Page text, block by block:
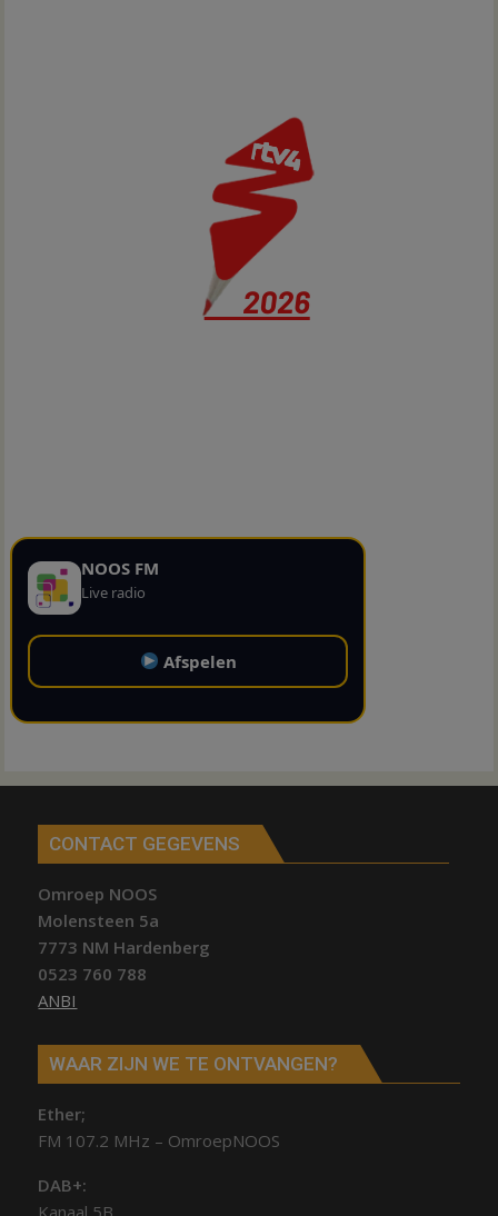
NOOS FM
Live radio
Afspelen
CONTACT GEGEVENS
Omroep NOOS
Molensteen 5a
7773 NM Hardenberg
0523 760 788
ANBI
WAAR ZIJN WE TE ONTVANGEN?
Ether;
FM 107.2 MHz – OmroepNOOS
DAB+:
Kanaal 5B